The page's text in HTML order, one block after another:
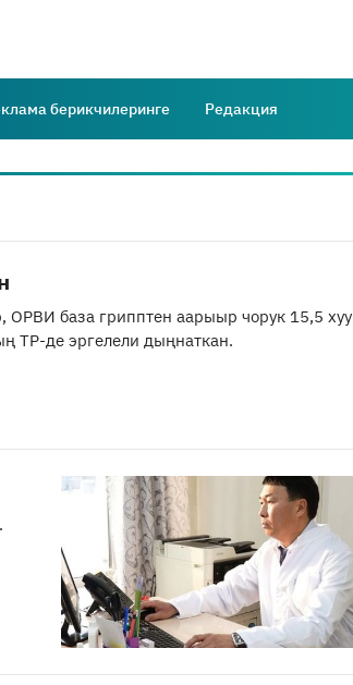
берикчилеринге Редакция
ОРВИ база грипптен аарыыр чорук 15,5 хуу
ТР-де эргелели дыңнаткан.